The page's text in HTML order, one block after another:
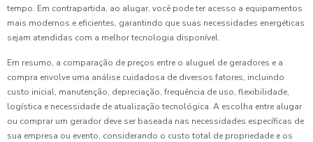
tempo. Em contrapartida, ao alugar, você pode ter acesso a equipamentos
mais modernos e eficientes, garantindo que suas necessidades energéticas
sejam atendidas com a melhor tecnologia disponível.
Em resumo, a comparação de preços entre o aluguel de geradores e a
compra envolve uma análise cuidadosa de diversos fatores, incluindo
custo inicial, manutenção, depreciação, frequência de uso, flexibilidade,
logística e necessidade de atualização tecnológica. A escolha entre alugar
ou comprar um gerador deve ser baseada nas necessidades específicas de
sua empresa ou evento, considerando o custo total de propriedade e os